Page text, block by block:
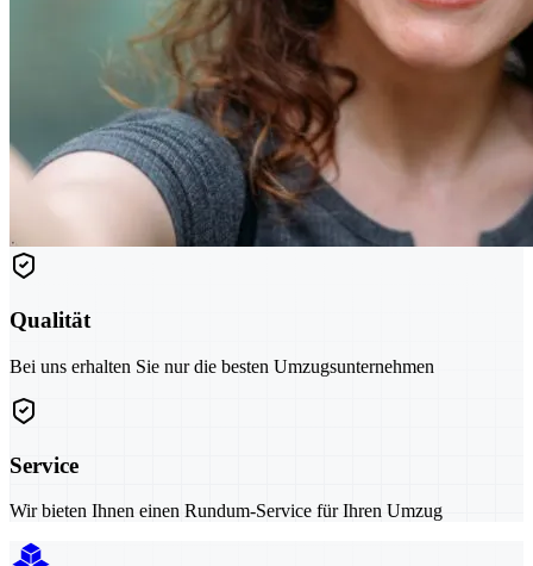
Qualität
Bei uns erhalten Sie nur die besten Umzugsunternehmen
Service
Wir bieten Ihnen einen Rundum-Service für Ihren Umzug